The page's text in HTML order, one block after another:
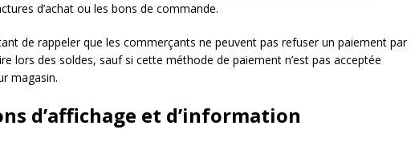
d’achat ou les bons de commande.
de rappeler que les commerçants ne peuvent pas refuser un paiement par
lors des soldes, sauf si cette méthode de paiement n’est pas acceptée
magasin.
d’affichage et d’information